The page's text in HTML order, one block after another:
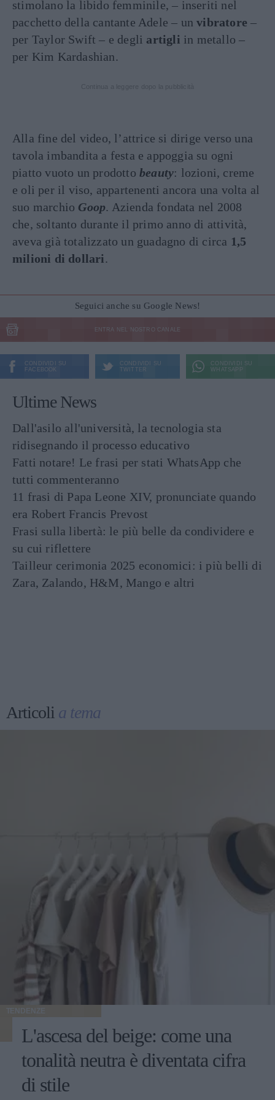
stimolano la libido femminile, – inseriti nel
pacchetto della cantante Adele – unvibratore –
per Taylor Swift – e degli artigli in metallo –
per Kim Kardashian.
Alla fine del video, l’attrice si dirige verso una
tavola imbandita a festa e appoggia su ogni
piatto vuoto un prodotto beauty: lozioni, creme
e oli per il viso, appartenenti ancora una volta al
suo marchio Goop. Azienda fondata nel 2008
che, soltanto durante il primo anno di attività,
aveva già totalizzato un guadagno di circa 1,5
milioni di dollari.
Seguici anche su Google News!
ENTRA NEL NOSTRO CANALE
CONDIVIDI SU
FACEBOOK
CONDIVIDI SU
TWITTER
CONDIVIDI SU
WHATSAPP
Ultime News
Dall'asilo all'università, la tecnologia sta
ridisegnando il processo educativo
Fatti notare! Le frasi per stati WhatsApp che
tutti commenteranno
11 frasi di Papa Leone XIV, pronunciate quando
era Robert Francis Prevost
Frasi sulla libertà: le più belle da condividere e
su cui riflettere
Tailleur cerimonia 2025 economici: i più belli di
Zara, Zalando, H&M, Mango e altri
Articoli a tema
TENDENZE
L'ascesa del beige: come una
tonalità neutra è diventata cifra
di stile